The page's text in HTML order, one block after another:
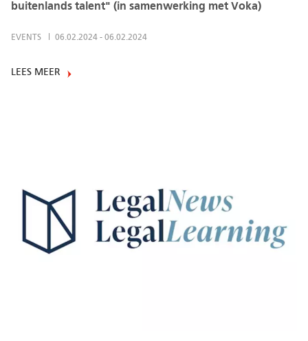
buitenlands talent" (in samenwerking met Voka)
EVENTS 06.02.2024 - 06.02.2024
LEES MEER